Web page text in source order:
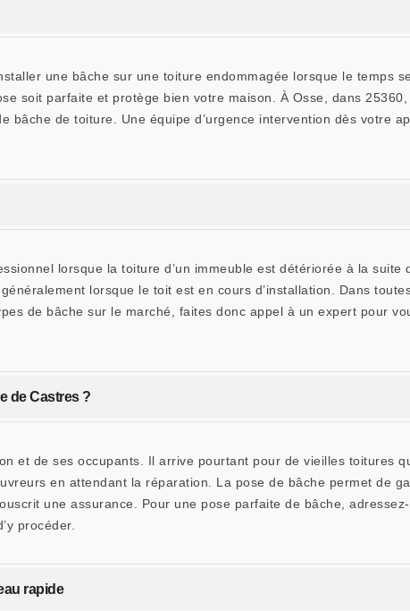
une bâche sur une toiture endommagée lorsque le temps
soit parfaite et protège bien votre maison. À Osse, dans
de toiture. Une équipe d’urgence intervention dès votre
lorsque la toiture d’un immeuble est détériorée à la suite
lorsque le toit est en cours d’installation. Dans
de bâche sur le marché, faites donc appel à un expert pour
de Castres ?
et de ses occupants. Il arrive pourtant pour de vieilles toitures
en attendant la réparation. La pose de bâche permet de
une assurance. Pour une pose parfaite de bâche,
procéder.
rapide